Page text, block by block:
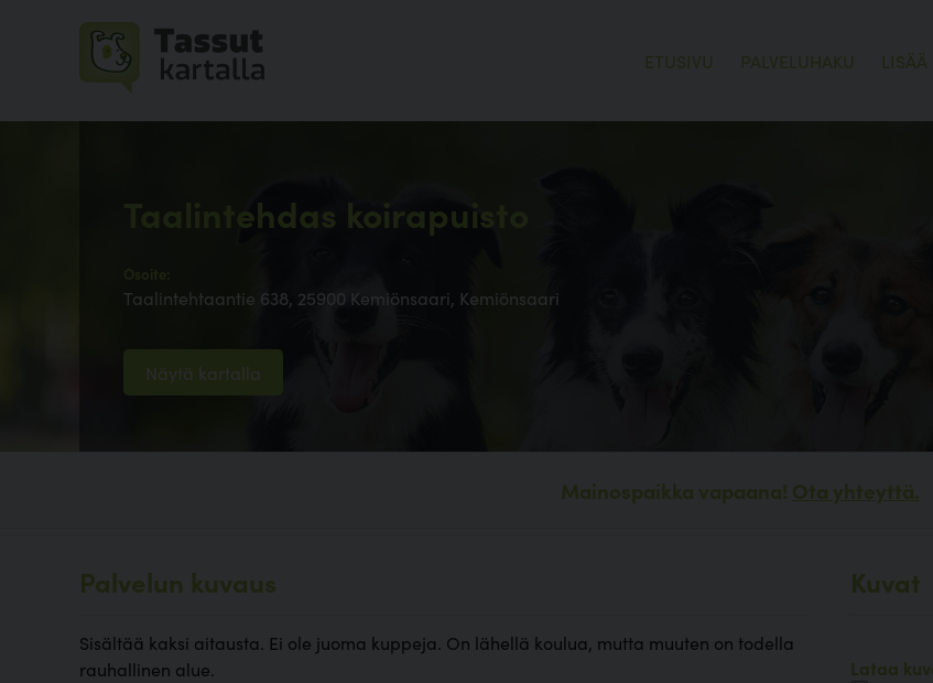
ETUSIVU PALVELUHAKU LISÄÄ
Taalintehdas koirapuisto
Taalintehtaantie 638, 25900 Kemiönsaari, Kemiönsaari
Näytä kartalla
Mainospaikka vapaana! Ota yhteyttä.
Palvelun kuvaus
Sisältää kaksi aitausta. Ei ole juoma kuppeja. On lähellä koulua, mutta muuten on todella
rauhallinen alue.
Kuvat
Lataa